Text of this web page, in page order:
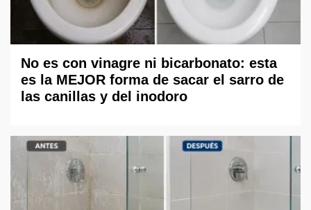
No es con vinagre ni bicarbonato: esta
es la MEJOR forma de sacar el sarro de
las canillas y del inodoro